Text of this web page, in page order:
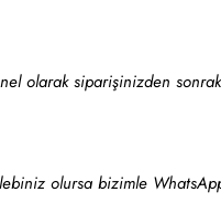
olarak siparişinizden
olursa bizimle